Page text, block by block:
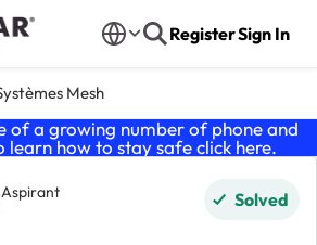
RegisterSign In
Mesh
of a growing number of phone and
learn how to stay safe click here.
Aspirant Solved